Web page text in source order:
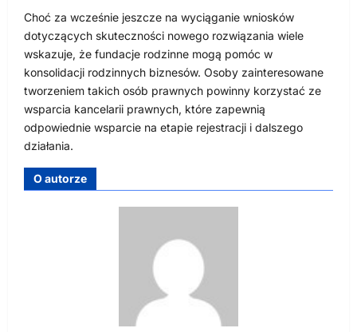
Choć za wcześnie jeszcze na wyciąganie wniosków
dotyczących skuteczności nowego rozwiązania wiele
wskazuje, że fundacje rodzinne mogą pomóc w
konsolidacji rodzinnych biznesów. Osoby zainteresowane
tworzeniem takich osób prawnych powinny korzystać ze
wsparcia kancelarii prawnych, które zapewnią
odpowiednie wsparcie na etapie rejestracji i dalszego
działania.
O autorze